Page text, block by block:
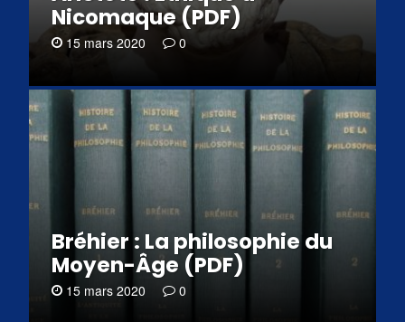
Nicomaque (PDF)
15 mars 2020 0
Bréhier : La philosophie du
Moyen-Âge (PDF)
15 mars 2020 0